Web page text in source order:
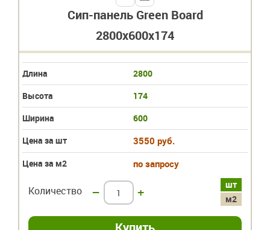
Сип-панель Green Board
2800x600x174
Длина
2800
Высота
174
Ширина
600
Цена за шт
3550 руб.
Цена за м2 по запросу
шт
м2
Количество – +